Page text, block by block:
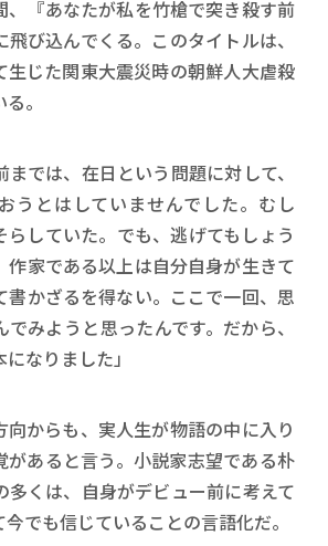
『あなたが私を竹槍で突き殺す前
び込んでくる。このタイトルは、
生じた関東大震災時の朝鮮人大虐殺
。
までは、在日という問題に対して、
うとはしていませんでした。むし
らしていた。でも、逃げてもしょう
作家である以上は自分自身が生きて
書かざるを得ない。ここで一回、思
みようと思ったんです。だから、
なりました」
からも、実人生が物語の中に入り
があると言う。小説家志望である朴
多くは、自身がデビュー前に考えて
でも信じていることの言語化だ。